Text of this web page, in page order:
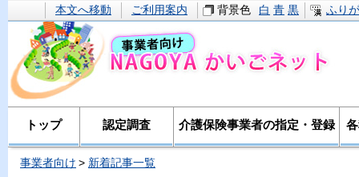
本文へ移動 ご利用案内 背景色 白 青 黒 ふり
トップ 認定調査 介護保険事業者の指定・登録
事業者向け 新着記事一覧